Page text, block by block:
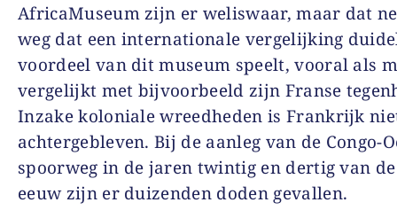
AfricaMuseum zijn er weliswaar, maar dat
weg dat een internationale vergelijking
voordeel van dit museum speelt, vooral als
vergelijkt met bijvoorbeeld zijn Franse
Inzake koloniale wreedheden is Frankrijk
achtergebleven. Bij de aanleg van de Congo-
spoorweg in de jaren twintig en dertig van
eeuw zijn er duizenden doden gevallen.